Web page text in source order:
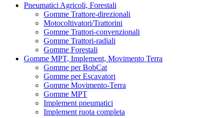
Pneumatici Agricoli, Forestali
Gomme Trattore-direzionali
Motocoltivatori/Trattorini
Gomme Trattori-convenzionali
Gomme Trattori-radiali
Gomme Forestali
Gomme MPT, Implement, Movimento Terra
Gomme per BobCat
Gomme per Escavatori
Gomme Movimento-Terra
Gomme MPT
Implement pneumatici
Implement ruota completa